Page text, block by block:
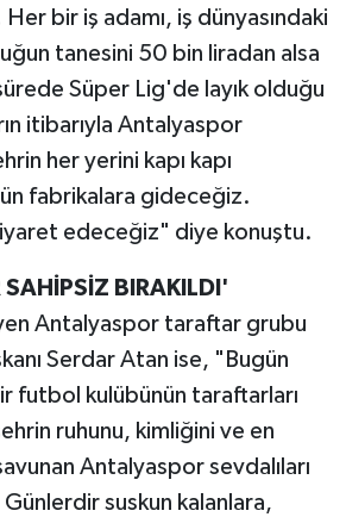
bir iş adamı, iş dünyasındaki
tanesini 50 bin liradan alsa
Süper Lig'de layık olduğu
itibarıyla Antalyaspor
her yerini kapı kapı
fabrikalara gideceğiz.
edeceğiz" diye konuştu.
BIRAKILDI'
Antalyaspor taraftar grubu
Serdar Atan ise, "Bugün
futbol kulübünün taraftarları
ruhunu, kimliğini ve en
Antalyaspor sevdalıları
suskun kalanlara,